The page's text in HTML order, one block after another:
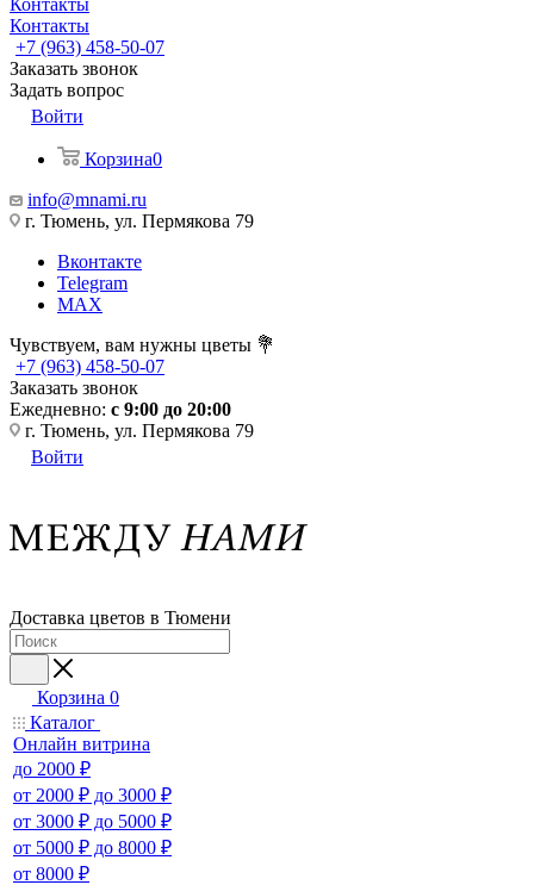
Контакты
Контакты
+7 (963) 458-50-07
Заказать звонок
Задать вопрос
Войти
Корзина0
info@mnami.ru
г. Тюмень, ул. Пермякова 79
Вконтакте
Telegram
MAX
Чувствуем, вам нужны цветы 💐
+7 (963) 458-50-07
Заказать звонок
Ежедневно: с 9:00 до 20:00
г. Тюмень, ул. Пермякова 79
Войти
Доставка цветов в Тюмени
Корзина 0
Каталог
Онлайн витрина
до 2000 ₽
от 2000 ₽ до 3000 ₽
от 3000 ₽ до 5000 ₽
от 5000 ₽ до 8000 ₽
от 8000 ₽